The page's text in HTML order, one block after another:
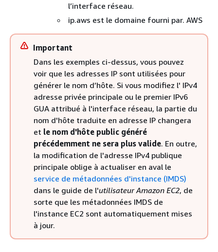
l’interface réseau.
ip.aws est le domaine fourni par. AWS
Important
Dans les exemples ci-dessus, vous pouvez
voir que les adresses IP sont utilisées pour
générer le nom d’hôte. Si vous modifiez l' IPv4
adresse privée principale ou le premier IPv6
GUA attribué à l'interface réseau, la partie du
nom d'hôte traduite en adresse IP changera
et le nom d'hôte public généré
précédemment ne sera plus valide. En outre,
la modification de l'adresse IPv4 publique
principale oblige à actualiser en aval le
service de métadonnées d'instance (IMDS)
dans le guide de l'utilisateur Amazon EC2, de
sorte que les métadonnées IMDS de
l'instance EC2 sont automatiquement mises
à jour.